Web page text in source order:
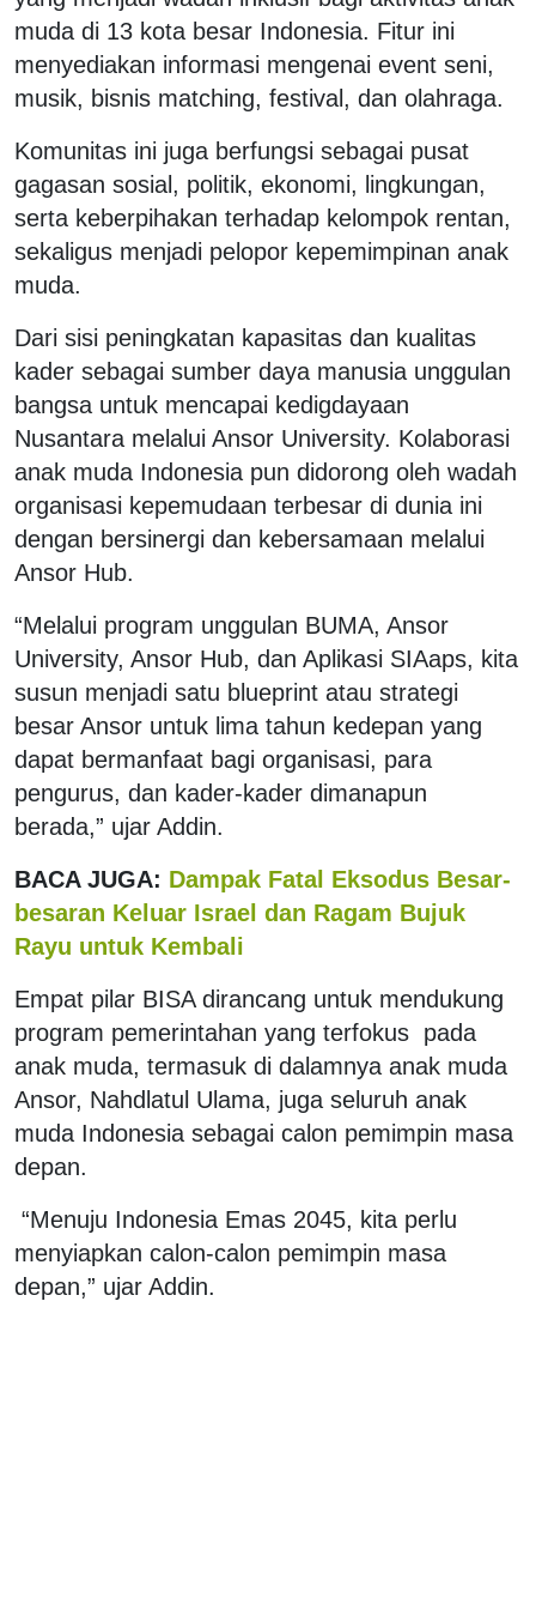
muda di 13 kota besar Indonesia. Fitur ini
menyediakan informasi mengenai event seni,
musik, bisnis matching, festival, dan olahraga.
Komunitas ini juga berfungsi sebagai pusat
gagasan sosial, politik, ekonomi, lingkungan,
serta keberpihakan terhadap kelompok rentan,
sekaligus menjadi pelopor kepemimpinan anak
muda.
Dari sisi peningkatan kapasitas dan kualitas
kader sebagai sumber daya manusia unggulan
bangsa untuk mencapai kedigdayaan
Nusantara melalui Ansor University. Kolaborasi
anak muda Indonesia pun didorong oleh wadah
organisasi kepemudaan terbesar di dunia ini
dengan bersinergi dan kebersamaan melalui
Ansor Hub.
“Melalui program unggulan BUMA, Ansor
University, Ansor Hub, dan Aplikasi SIAaps, kita
susun menjadi satu blueprint atau strategi
besar Ansor untuk lima tahun kedepan yang
dapat bermanfaat bagi organisasi, para
pengurus, dan kader-kader dimanapun
berada,” ujar Addin.
BACA JUGA: Dampak Fatal Eksodus Besar-
besaran Keluar Israel dan Ragam Bujuk
Rayu untuk Kembali
Empat pilar BISA dirancang untuk mendukung
program pemerintahan yang terfokus pada
anak muda, termasuk di dalamnya anak muda
Ansor, Nahdlatul Ulama, juga seluruh anak
muda Indonesia sebagai calon pemimpin masa
depan.
“Menuju Indonesia Emas 2045, kita perlu
menyiapkan calon-calon pemimpin masa
depan,” ujar Addin.